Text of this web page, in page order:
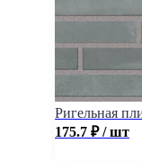
Ригельная
175.7 ₽ / шт